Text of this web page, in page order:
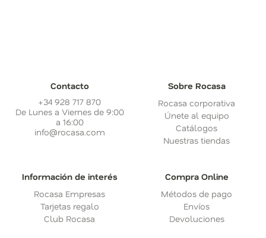
Contacto
+34 928 717 870
De Lunes a Viernes de 9:00
a 16:00
info@rocasa.com
Sobre Rocasa
Rocasa corporativa
Únete al equipo
Catálogos
Nuestras tiendas
Información de interés
Rocasa Empresas
Tarjetas regalo
Club Rocasa
Compra Online
Métodos de pago
Envíos
Devoluciones